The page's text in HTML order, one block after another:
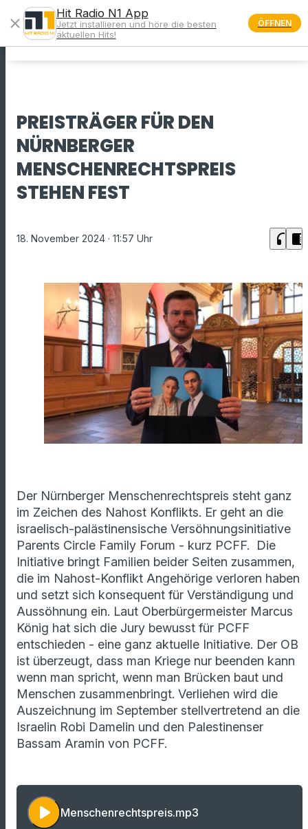
menu
PREISTRÄGER FÜR DEN
NÜRNBERGER
MENSCHENRECHTSPREIS
STEHEN FEST
18. November 2024 · 11:57 Uhr headphones chrome_reader_mode
Der Nürnberger Menschenrechtspreis steht ganz
im Zeichen des Nahost Konflikts. Er geht an die
israelisch-palästinensische Versöhnungsinitiative
Parents Circle Family Forum - kurz PCFF. Die
Initiative bringt Familien beider Seiten zusammen,
die im Nahost-Konflikt Angehörige verloren haben
und setzt sich konsequent für Verständigung und
Aussöhnung ein. Laut Oberbürgermeister Marcus
König hat sich die Jury bewusst für PCFF
entschieden - eine ganz aktuelle Initiative. Der OB
ist überzeugt, dass man Kriege nur beenden kann
wenn man spricht, wenn man Brücken baut und
Menschen zusammenbringt. Verliehen wird die
Auszeichnung im September stellvertretend an die
Israelin Robi Damelin und den Palestinenser
Bassam Aramin von PCFF.
play_arrow Menschenrechtspreis.mp3
close
Hit Radio N1 App
Jetzt installieren und höre die besten
aktuellen Hits!
ÖFFNEN